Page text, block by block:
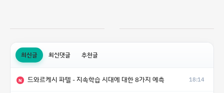
최신글 최신댓글 추천글
N 드와르케시 파텔 - 지속학습 시대에 대한 8가지 예측 18:14